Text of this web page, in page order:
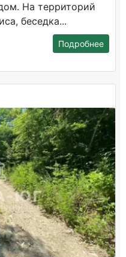
На территорий
беседка...
Подробнее